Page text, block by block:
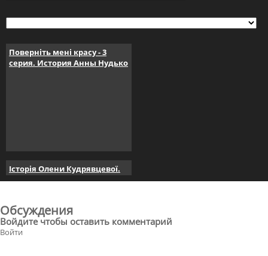
Поверніть мені красу - 3
серия. История Анны Нудько
Історія Олени Кудрявцевої.
Поверніть мені красу. серія 4
Обсуждения
Войдите чтобы оставить комментарий
Войти